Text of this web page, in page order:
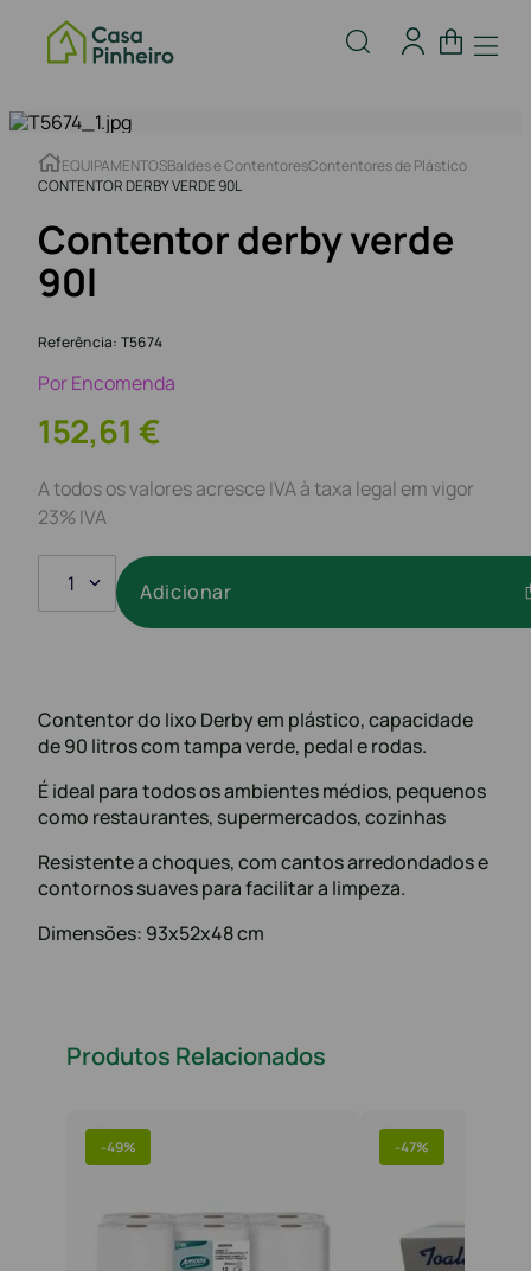
EQUIPAMENTOSBaldes e ContentoresContentores de Plástico
CONTENTOR DERBY VERDE 90L
Contentor derby verde
90l
Referência: T5674
Por Encomenda
152,61 €
A todos os valores acresce IVA à taxa legal em vigor
23% IVA
1 Adicionar
Contentor do lixo Derby em plástico, capacidade
de 90 litros com tampa verde, pedal e rodas.
É ideal para todos os ambientes médios, pequenos
como restaurantes, supermercados, cozinhas
Resistente a choques, com cantos arredondados e
contornos suaves para facilitar a limpeza.
Dimensões: 93x52x48 cm
Produtos Relacionados
-49% -47%